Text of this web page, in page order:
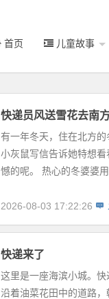
首页 儿童故事
快递员风送雪花去南
有一年冬天，住在北方
小灰鼠写信告诉她特想
憾的呢。 热心的冬婆婆用
2026-08-03 17:22:26
快递来了
这里是一座海滨小城。快
沿着油菜花田中的道路，